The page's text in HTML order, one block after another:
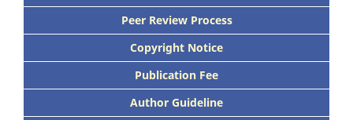
Peer Review Process
Copyright Notice
Publication Fee
Author Guideline